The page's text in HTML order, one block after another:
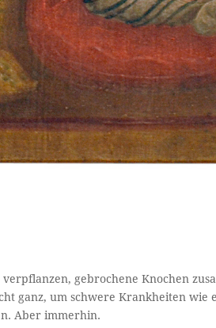
gebrochene Knochen
ganz, um schwere Krankheiten wie
Aber immerhin.